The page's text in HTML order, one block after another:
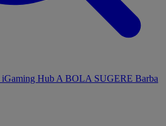
iGaming Hub A BOLA SUGERE Barba